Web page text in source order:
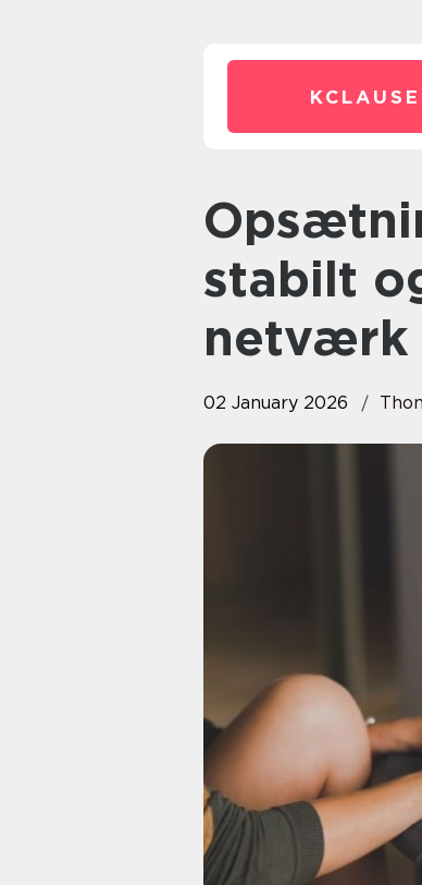
Opsætning af wifi: sådan får du
stabilt
netværk
02 January 2026